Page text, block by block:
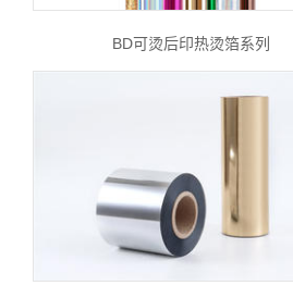
BD可烫后印热烫箔系列